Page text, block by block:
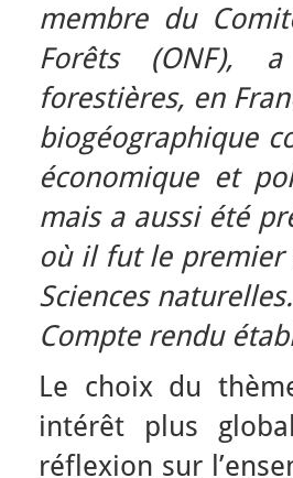
membre du
Forêts (ONF),
forestières, en
biogéographique
économique et
mais a aussi été
où il fut le premier
Sciences naturelles.
Compte rendu
Le choix du
intérêt plus
réflexion sur